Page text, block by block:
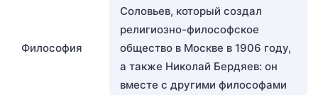
Философия
Соловьев, который создал
религиозно-философское
общество в Москве в 1906 году,
а также Николай Бердяев: он
вместе с другими философами